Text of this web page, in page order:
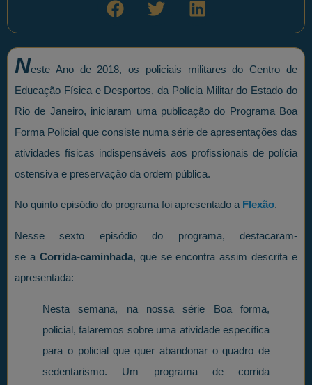
Neste Ano de 2018, os policiais militares do Centro de
Educação Física e Desportos, da Polícia Militar do Estado do
Rio de Janeiro, iniciaram uma publicação do Programa Boa
Forma Policial que consiste numa série de apresentações das
atividades físicas indispensáveis aos profissionais de polícia
ostensiva e preservação da ordem pública.
No quinto episódio do programa foi apresentado a Flexão.
Nesse sexto episódio do programa, destacaram-
se a Corrida-caminhada, que se encontra assim descrita e
apresentada:
Nesta semana, na nossa série Boa forma,
policial, falaremos sobre uma atividade específica
para o policial que quer abandonar o quadro de
sedentarismo. Um programa de corrida